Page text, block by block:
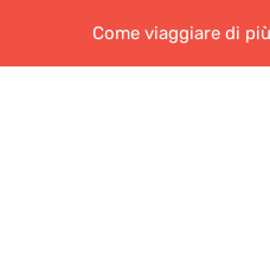
Come viaggiare di